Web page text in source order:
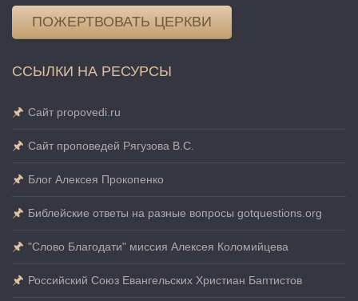
ПОЖЕРТВОВАТЬ ЦЕРКВИ
ССЫЛКИ НА РЕСУРСЫ
Сайт propovedi.ru
Сайт проповедей Рягузова В.С.
Блог Алексея Прокопенко
Библейские ответы на разные вопросы gotquestions.org
"Слово Благодати" миссия Алексея Коломийцева
Российский Союз Евангельских Христиан Баптистов